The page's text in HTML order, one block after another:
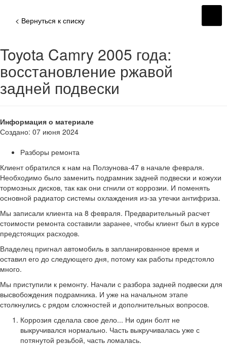
< Вернуться к списку
Toyota Camry 2005 года:
восстановление ржавой
задней подвески
Информация о материале
Создано: 07 июня 2024
Разборы ремонта
Клиент обратился к нам на Ползунова-47 в начале февраля.
Необходимо было заменить подрамник задней подвески и кожухи
тормозных дисков, так как они сгнили от коррозии. И поменять
основной радиатор системы охлаждения из-за утечки антифриза.
Мы записали клиента на 8 февраля. Предварительный расчет
стоимости ремонта составили заранее, чтобы клиент был в курсе
предстоящих расходов.
Владелец пригнал автомобиль в запланированное время и
оставил его до следующего дня, потому как работы предстояло
много.
Мы приступили к ремонту. Начали с разбора задней подвески для
высвобождения подрамника. И уже на начальном этапе
столкнулись с рядом сложностей и дополнительных вопросов.
Коррозия сделала свое дело... Ни один болт не
выкручивался нормально. Часть выкручивалась уже с
потянутой резьбой, часть ломалась.